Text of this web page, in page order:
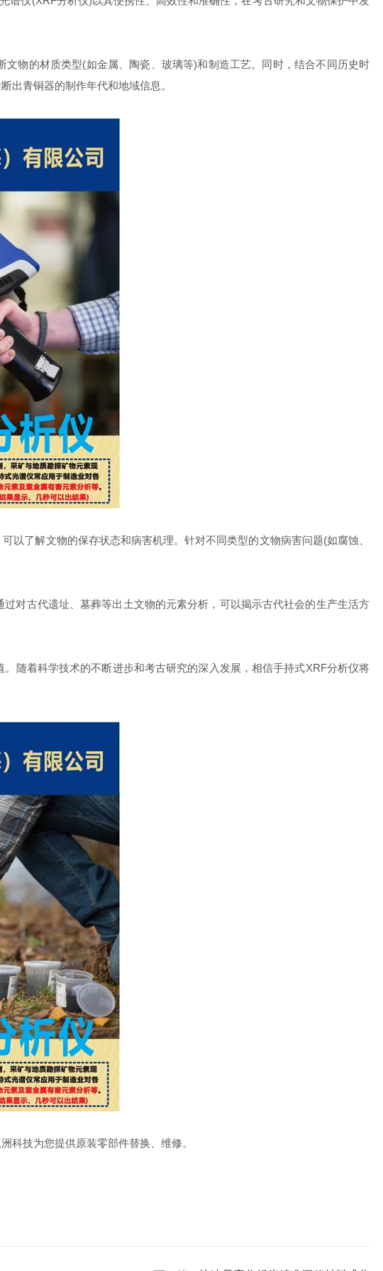
物的材质类型(如金属、陶瓷、玻璃等)和制造工艺。同时，结合不同历史时
出青铜器的制作年代和地域信息。
了解文物的保存状态和病害机理。针对不同类型的文物病害问题(如腐蚀、
古代遗址、墓葬等出土文物的元素分析，可以揭示古代社会的生产生活方
着科学技术的不断进步和考古研究的深入发展，相信手持式XRF分析仪将
技为您提供原装零部件替换、维修。